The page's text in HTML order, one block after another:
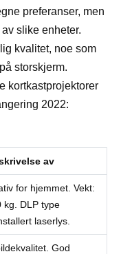
preferanser, men
slike enheter.
kvalitet, noe som
storskjerm.
kortkastprojektorer
2022:
av
for hjemmet. Vekt:
kg. DLP type
laserlys.
God